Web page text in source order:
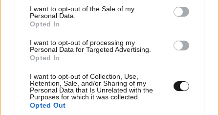
consent section.
I want to opt-out of the Sale of my
Personal Data.
Opted In
I want to opt-out of processing my
Personal Data for Targeted Advertising.
Opted In
I want to opt-out of Collection, Use,
Retention, Sale, and/or Sharing of my
Personal Data that Is Unrelated with the
Purposes for which it was collected.
Opted Out